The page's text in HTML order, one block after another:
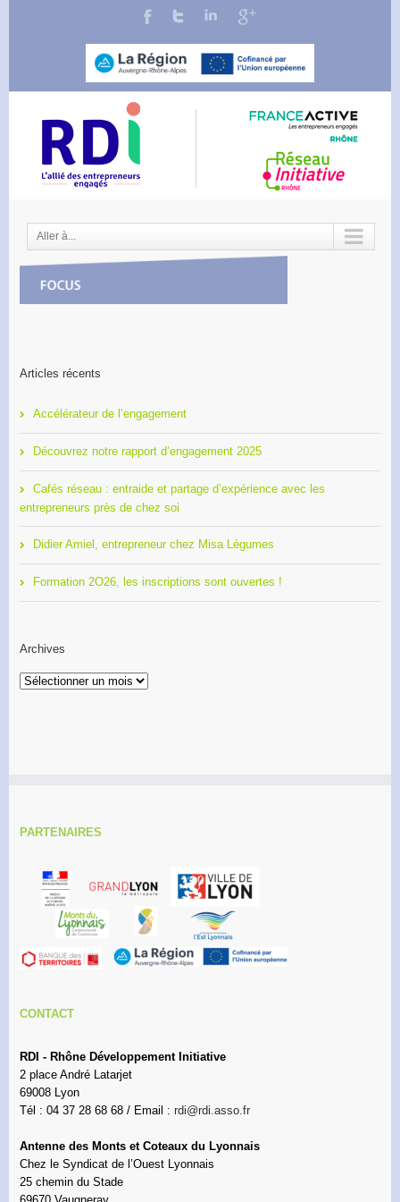
Aller à...
Articles récents
Accélérateur de l’engagement
Découvrez notre rapport d’engagement 2025
Cafés réseau : entraide et partage d’expérience avec les
entrepreneurs près de chez soi
Didier Amiel, entrepreneur chez Misa Légumes
Formation 2O26, les inscriptions sont ouvertes !
Archives
Archives
PARTENAIRES
CONTACT
RDI - Rhône Développement Initiative
2 place André Latarjet
69008 Lyon
Tél : 04 37 28 68 68 / Email : rdi@rdi.asso.fr
Antenne des Monts et Coteaux du Lyonnais
Chez le Syndicat de l’Ouest Lyonnais
25 chemin du Stade